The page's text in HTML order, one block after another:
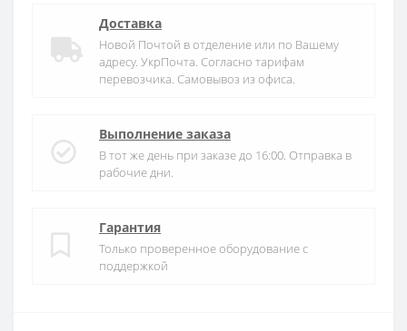
Доставка
Новой Почтой в отделение или по Вашему
адресу. УкрПочта. Согласно тарифам
перевозчика. Самовывоз из офиса.
Выполнение заказа
В тот же день при заказе до 16:00. Отправка в
рабочие дни.
Гарантия
Только проверенное оборудование с
поддержкой